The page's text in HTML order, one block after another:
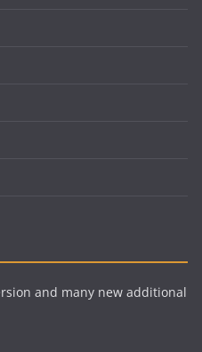
and many new additional